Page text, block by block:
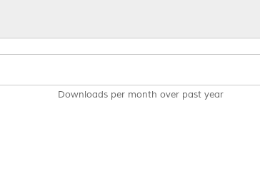
Downloads per month over past year